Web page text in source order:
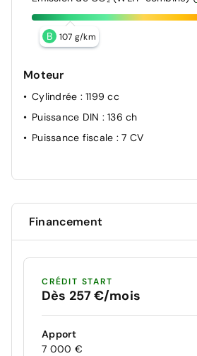
B 107 g/km
Moteur
Cylindrée : 1199 cc
Puissance DIN : 136 ch
Puissance fiscale : 7 CV
Financement
CRÉDIT START
Dès 257 €/mois
Apport
7 000 €